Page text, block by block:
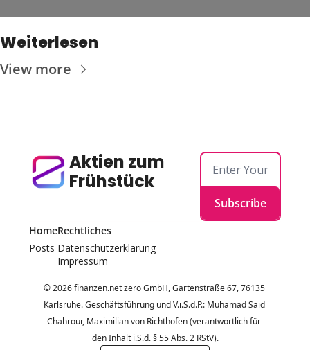
Weiterlesen
View more
Aktien zum
Frühstück
Subscribe
Home
Posts
Rechtliches
Datenschutzerklärung
Impressum
© 2026 finanzen.net zero GmbH, Gartenstraße 67, 76135
Karlsruhe. Geschäftsführung und V.i.S.d.P.: Muhamad Said
Chahrour, Maximilian von Richthofen (verantwortlich für
den Inhalt i.S.d. § 55 Abs. 2 RStV).